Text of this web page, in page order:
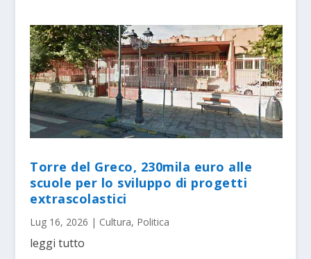
Torre del Greco, 230mila euro alle
scuole per lo sviluppo di progetti
extrascolastici
Lug 16, 2026 | Cultura, Politica
leggi tutto